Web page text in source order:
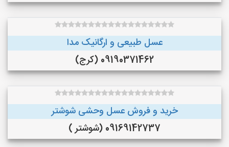
عسل طبیعی و ارگانیک مدا
09190371462 (کرج)
خرید و فروش عسل وحشی شوشتر
09169142737 (شوشتر )